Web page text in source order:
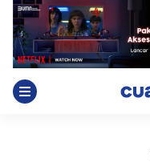
Skip
content